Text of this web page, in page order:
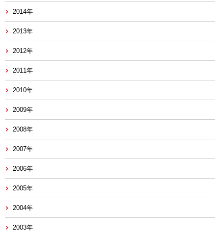
2014年
2013年
2012年
2011年
2010年
2009年
2008年
2007年
2006年
2005年
2004年
2003年